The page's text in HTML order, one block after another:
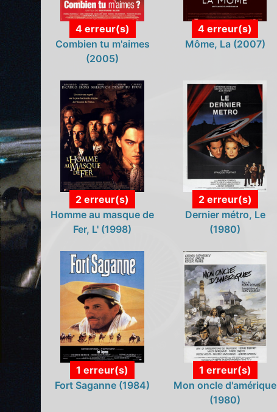
4 erreur(s)
Combien tu m'aimes
(2005)
4 erreur(s)
Môme, La (2007)
2 erreur(s)
Homme au masque de
Fer, L' (1998)
2 erreur(s)
Dernier métro, Le
(1980)
1 erreur(s)
Fort Saganne (1984)
1 erreur(s)
Mon oncle d'amérique
(1980)